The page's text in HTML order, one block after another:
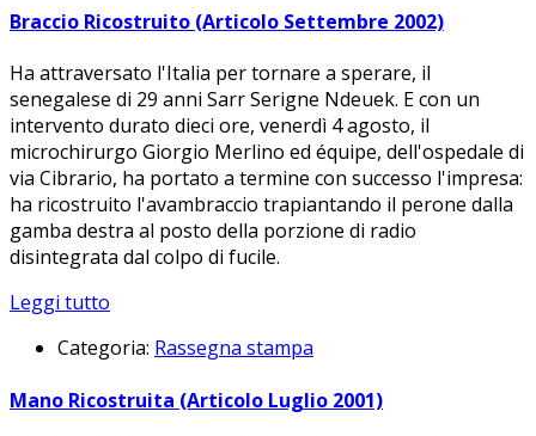
Braccio Ricostruito (Articolo Settembre 2002)
Ha attraversato l'Italia per tornare a sperare, il
senegalese di 29 anni Sarr Serigne Ndeuek. E con un
intervento durato dieci ore, venerdì 4 agosto, il
microchirurgo Giorgio Merlino ed équipe, dell'ospedale di
via Cibrario, ha portato a termine con successo l'impresa:
ha ricostruito l'avambraccio trapiantando il perone dalla
gamba destra al posto della porzione di radio
disintegrata dal colpo di fucile.
Leggi tutto
Categoria: Rassegna stampa
Mano Ricostruita (Articolo Luglio 2001)